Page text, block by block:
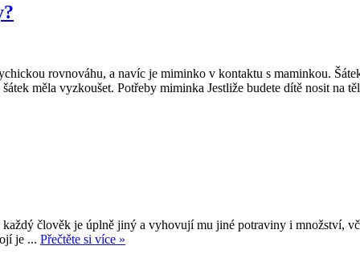
rovnováhu, a navíc je miminko v kontaktu s maminkou.
měla vyzkoušet. Potřeby miminka Jestliže budete dítě nosit na
člověk je úplně jiný a vyhovují mu jiné potraviny i množství,
je ... Přečtěte si více »